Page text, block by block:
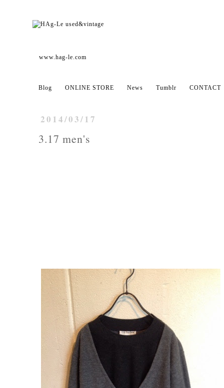
www.hag-le.com
Blog ONLINE STORE News Tumblr CONTACT
2014/03/17
3.17 men's